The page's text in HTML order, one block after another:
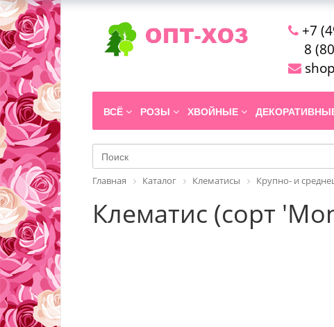
+7
8
ВСЁ РОЗЫ ХВОЙНЫЕ
Главная Каталог Клематисы Крупно- и
Клематис (сорт